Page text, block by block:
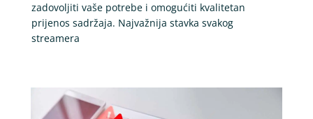
zadovoljiti vaše potrebe i omogućiti kvalitetan
prijenos sadržaja. Najvažnija stavka svakog
streamera